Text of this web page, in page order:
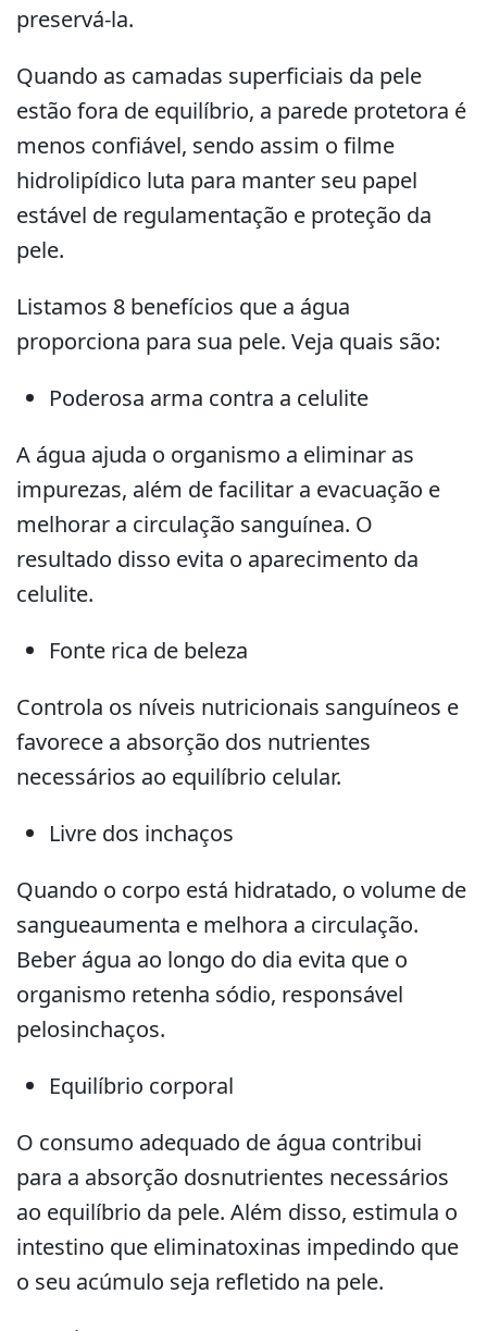
preservá-la.
Quando as camadas superficiais da pele
estão fora de equilíbrio, a parede protetora é
menos confiável, sendo assim o filme
hidrolipídico luta para manter seu papel
estável de regulamentação e proteção da
pele.
Listamos 8 benefícios que a água
proporciona para sua pele. Veja quais são:
Poderosa arma contra a celulite
A água ajuda o organismo a eliminar as
impurezas, além de facilitar a evacuação e
melhorar a circulação sanguínea. O
resultado disso evita o aparecimento da
celulite.
Fonte rica de beleza
Controla os níveis nutricionais sanguíneos e
favorece a absorção dos nutrientes
necessários ao equilíbrio celular.
Livre dos inchaços
Quando o corpo está hidratado, o volume de
sangueaumenta e melhora a circulação.
Beber água ao longo do dia evita que o
organismo retenha sódio, responsável
pelosinchaços.
Equilíbrio corporal
O consumo adequado de água contribui
para a absorção dosnutrientes necessários
ao equilíbrio da pele. Além disso, estimula o
intestino que eliminatoxinas impedindo que
o seu acúmulo seja refletido na pele.